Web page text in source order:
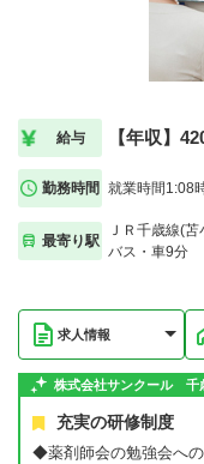
給与 【年収】
勤務時間 就業時間1:08
最寄り駅
ＪＲ千歳線(
バス・車9分
求人情報
株式会社サンクール 千
充実の研修制度
◆薬剤師会の勉強会へ